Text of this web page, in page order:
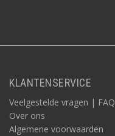
KLANTENSERVICE
Veelgestelde vragen | FAQ
Over ons
Algemene voorwaarden